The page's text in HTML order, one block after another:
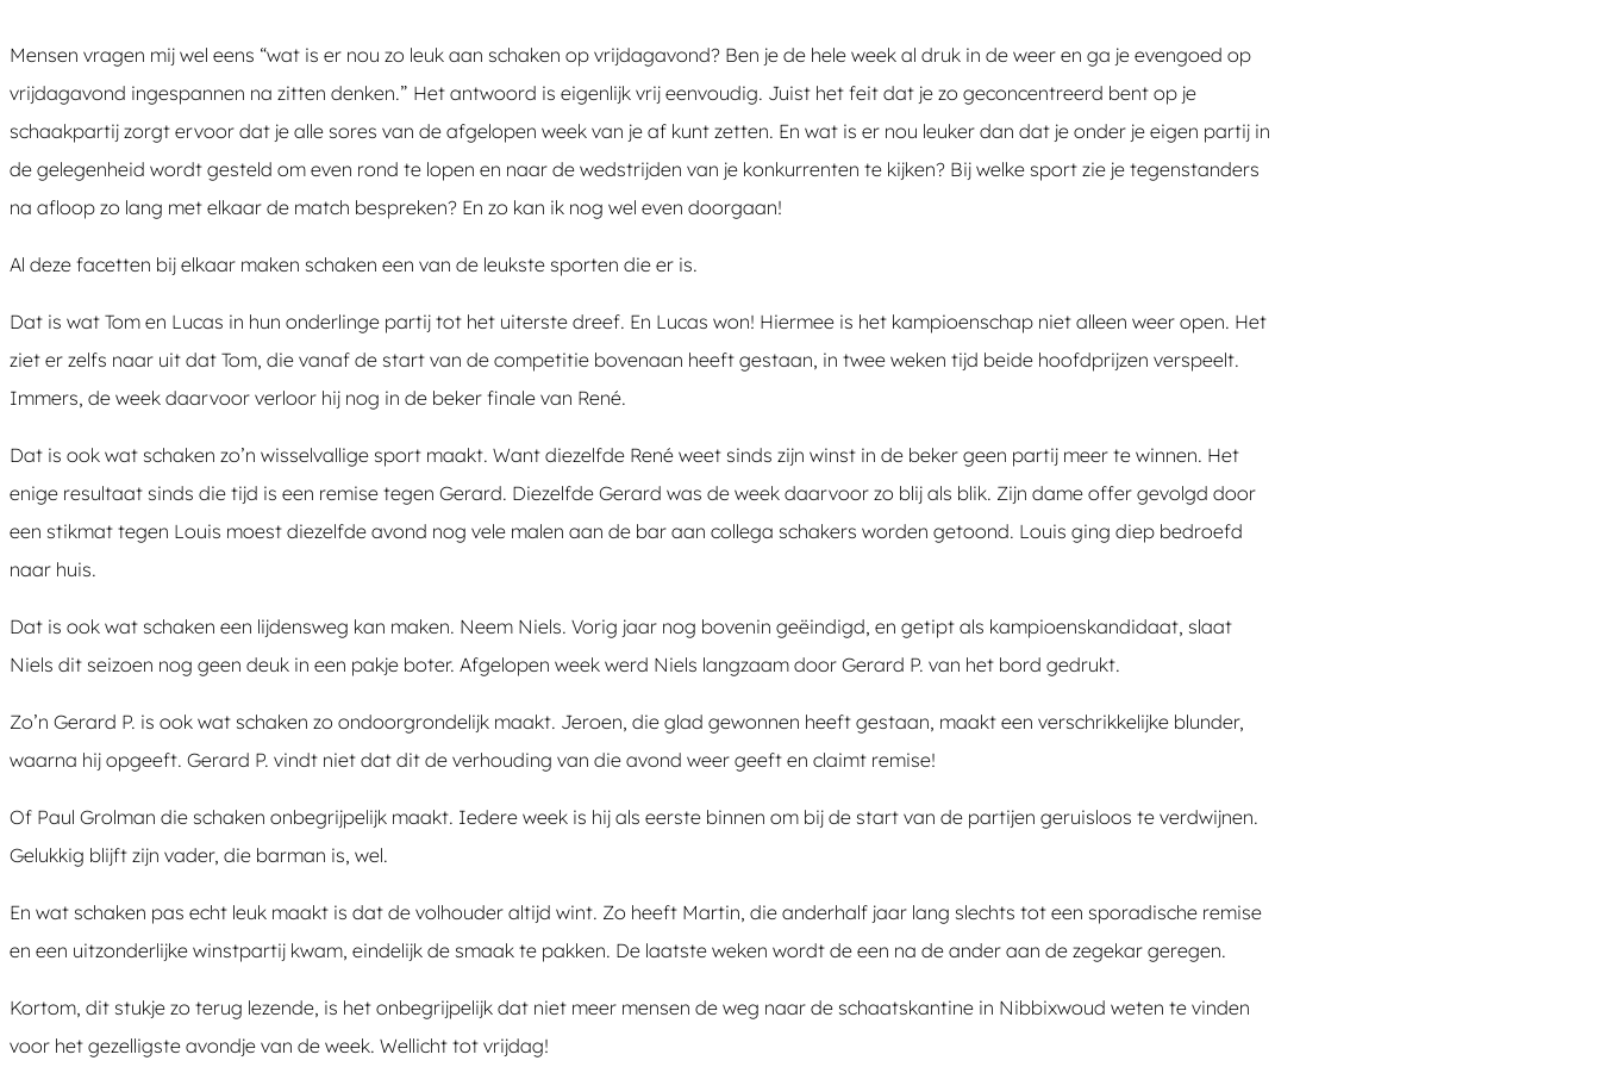
Mensen vragen mij wel eens “wat is er nou zo leuk aan schaken op vrijdagavond? Ben je de hele week al druk in de weer en ga je evengoed op
vrijdagavond ingespannen na zitten denken.” Het antwoord is eigenlijk vrij eenvoudig. Juist het feit dat je zo geconcentreerd bent op je
schaakpartij zorgt ervoor dat je alle sores van de afgelopen week van je af kunt zetten. En wat is er nou leuker dan dat je onder je eigen partij in
de gelegenheid wordt gesteld om even rond te lopen en naar de wedstrijden van je konkurrenten te kijken? Bij welke sport zie je tegenstanders
na afloop zo lang met elkaar de match bespreken? En zo kan ik nog wel even doorgaan!
Al deze facetten bij elkaar maken schaken een van de leukste sporten die er is.
Dat is wat Tom en Lucas in hun onderlinge partij tot het uiterste dreef. En Lucas won! Hiermee is het kampioenschap niet alleen weer open. Het
ziet er zelfs naar uit dat Tom, die vanaf de start van de competitie bovenaan heeft gestaan, in twee weken tijd beide hoofdprijzen verspeelt.
Immers, de week daarvoor verloor hij nog in de beker finale van René.
Dat is ook wat schaken zo’n wisselvallige sport maakt. Want diezelfde René weet sinds zijn winst in de beker geen partij meer te winnen. Het
enige resultaat sinds die tijd is een remise tegen Gerard. Diezelfde Gerard was de week daarvoor zo blij als blik. Zijn dame offer gevolgd door
een stikmat tegen Louis moest diezelfde avond nog vele malen aan de bar aan collega schakers worden getoond. Louis ging diep bedroefd
naar huis.
Dat is ook wat schaken een lijdensweg kan maken. Neem Niels. Vorig jaar nog bovenin geëindigd, en getipt als kampioenskandidaat, slaat
Niels dit seizoen nog geen deuk in een pakje boter. Afgelopen week werd Niels langzaam door Gerard P. van het bord gedrukt.
Zo’n Gerard P. is ook wat schaken zo ondoorgrondelijk maakt. Jeroen, die glad gewonnen heeft gestaan, maakt een verschrikkelijke blunder,
waarna hij opgeeft. Gerard P. vindt niet dat dit de verhouding van die avond weer geeft en claimt remise!
Of Paul Grolman die schaken onbegrijpelijk maakt. Iedere week is hij als eerste binnen om bij de start van de partijen geruisloos te verdwijnen.
Gelukkig blijft zijn vader, die barman is, wel.
En wat schaken pas echt leuk maakt is dat de volhouder altijd wint. Zo heeft Martin, die anderhalf jaar lang slechts tot een sporadische remise
en een uitzonderlijke winstpartij kwam, eindelijk de smaak te pakken. De laatste weken wordt de een na de ander aan de zegekar geregen.
Kortom, dit stukje zo terug lezende, is het onbegrijpelijk dat niet meer mensen de weg naar de schaatskantine in Nibbixwoud weten te vinden
voor het gezelligste avondje van de week. Wellicht tot vrijdag!